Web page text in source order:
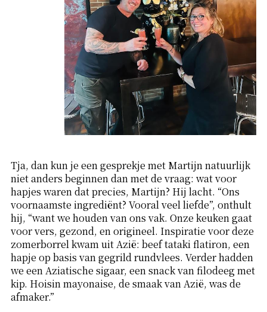
Tja, dan kun je een gesprekje met Martijn natuurlijk
niet anders beginnen dan met de vraag: wat voor
hapjes waren dat precies, Martijn? Hij lacht. “Ons
voornaamste ingrediënt? Vooral veel liefde”, onthult
hij, “want we houden van ons vak. Onze keuken gaat
voor vers, gezond, en origineel. Inspiratie voor deze
zomerborrel kwam uit Azië: beef tataki flatiron, een
hapje op basis van gegrild rundvlees. Verder hadden
we een Aziatische sigaar, een snack van filodeeg met
kip. Hoisin mayonaise, de smaak van Azië, was de
afmaker.”